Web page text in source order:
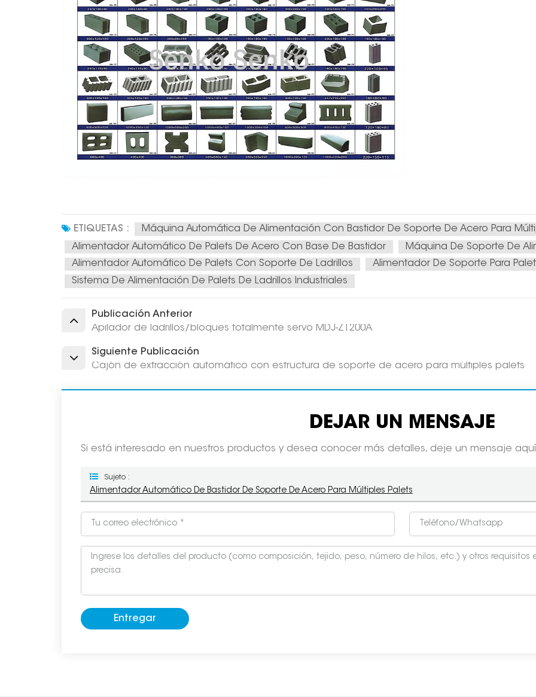
ETIQUETAS :
Máquina Automática De Alimentación Con Bastidor De Soporte De Acero Para
Alimentador Automático De Palets De Acero Con Base De Bastidor
Máquina De Soporte De
Alimentador Automático De Palets Con Soporte De Ladrillos
Alimentador De Soporte Para
Sistema De Alimentación De Palets De Ladrillos Industriales
Publicación Anterior
Apilador de ladrillos/bloques totalmente servo MDJ-Z1200A
Siguiente Publicación
Cajón de extracción automático con estructura de soporte de acero para múltiples palets
DEJAR UN MENSAJE
Si está interesado en nuestros productos y desea conocer más detalles, deje un mensaje
Sujeto :
Alimentador Automático De Bastidor De Soporte De Acero Para Múltiples Palets
Entregar